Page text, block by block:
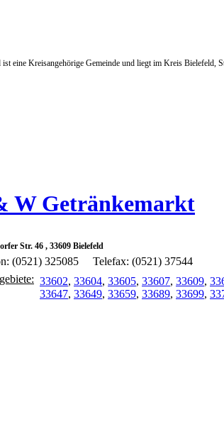
eine Kreisangehörige Gemeinde und liegt im Kreis
W Getränkemarkt
Str. 46 , 33609 Bielefeld
(0521) 325085
Telefax: (0521) 37544
33602, 33604, 33605, 33607, 33609,
33647, 33649, 33659, 33689, 33699,